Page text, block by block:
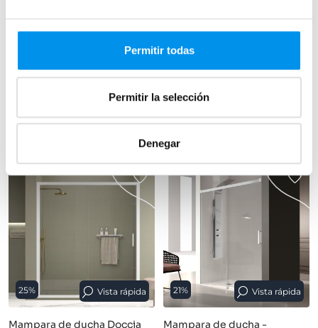
Permitir todas
Permitir la selección
Denegar
Ver opciones›
desde 116,45€/mes
Ver opciones›
25% Vista rápida
Mampara de ducha Doccia
21% Vista rápida
Mampara de ducha -